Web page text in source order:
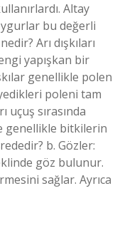
Altay
bu değerli
Arı dışkıları
yapışkan bir
genellikle polen
poleni tam
uçuş sırasında
genellikle bitkilerin
b. Gözler:
göz bulunur.
sağlar. Ayrıca